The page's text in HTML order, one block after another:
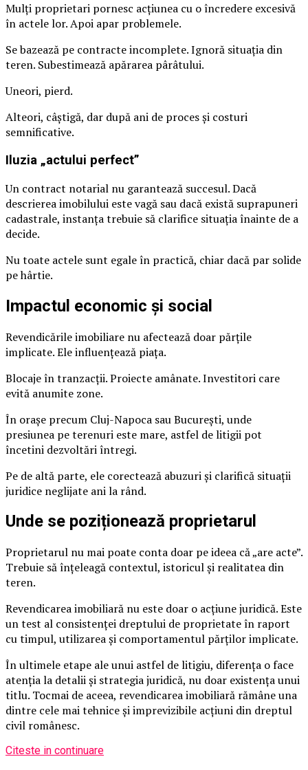
Mulți proprietari pornesc acțiunea cu o încredere excesivă
în actele lor. Apoi apar problemele.
Se bazează pe contracte incomplete. Ignoră situația din
teren. Subestimează apărarea pârâtului.
Uneori, pierd.
Alteori, câștigă, dar după ani de proces și costuri
semnificative.
Iluzia „actului perfect”
Un contract notarial nu garantează succesul. Dacă
descrierea imobilului este vagă sau dacă există suprapuneri
cadastrale, instanța trebuie să clarifice situația înainte de a
decide.
Nu toate actele sunt egale în practică, chiar dacă par solide
pe hârtie.
Impactul economic și social
Revendicările imobiliare nu afectează doar părțile
implicate. Ele influențează piața.
Blocaje în tranzacții. Proiecte amânate. Investitori care
evită anumite zone.
În orașe precum Cluj-Napoca sau București, unde
presiunea pe terenuri este mare, astfel de litigii pot
încetini dezvoltări întregi.
Pe de altă parte, ele corectează abuzuri și clarifică situații
juridice neglijate ani la rând.
Unde se poziționează proprietarul
Proprietarul nu mai poate conta doar pe ideea că „are acte”.
Trebuie să înțeleagă contextul, istoricul și realitatea din
teren.
Revendicarea imobiliară nu este doar o acțiune juridică. Este
un test al consistenței dreptului de proprietate în raport
cu timpul, utilizarea și comportamentul părților implicate.
În ultimele etape ale unui astfel de litigiu, diferența o face
atenția la detalii și strategia juridică, nu doar existența unui
titlu. Tocmai de aceea, revendicarea imobiliară rămâne una
dintre cele mai tehnice și imprevizibile acțiuni din dreptul
civil românesc.
Citeste in continuare